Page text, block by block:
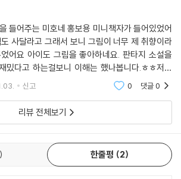
들어주는 미호네 홍보용 미니책자가 들어있었어
사달라고 그래서 보니 그림이 너무 제 취향이라
아이도 그림을 좋아하네요. 판타지 소설을
밌다고 하는걸보니 이해는 했나봅니다.ㅎㅎ저도
어요.아이가 재미있어하고 만족해하니 좋습니다.
신고 0 댓글0
리뷰 전체보기
한줄평 2